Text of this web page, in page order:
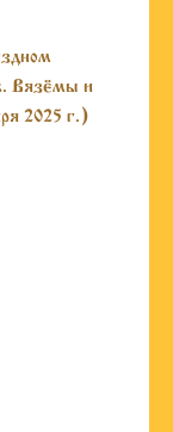
Вязёмы и
2025 г.)